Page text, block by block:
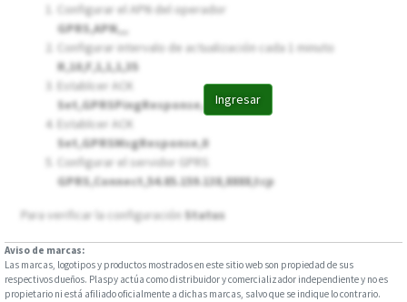
Ingresar
Configurar el APN del operador
GPRS,APN,,,
Configurar intervalo de actualización cada 1 minuto
R,10,F,1,1,1,35
Establcer ACK
Set,GPRSPingResponse,0
Establcer ACK
Set,GPRSMsgResponse,0
Configurar el servidor GPRS
GPRS,Connect,54.85.159.138,8888,tcp
Para verificar la configuración Status
Aviso de marcas:
Las marcas, logotipos y productos mostrados en este sitio web son propiedad de sus
respectivos dueños. Plaspy actúa como distribuidor y comercializador independiente y no es
propietario ni está afiliado oficialmente a dichas marcas, salvo que se indique lo contrario.